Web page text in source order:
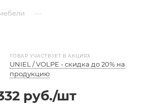
—
ТОВАР УЧАСТВУЕТ В АКЦИЯХ
UNIEL / VOLPE - скидка до 20% на
продукцию
руб./шт